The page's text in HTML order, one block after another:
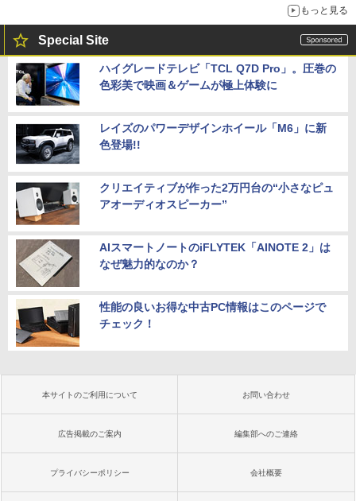
もっと見る
Special Site
ハイグレードテレビ「TCL Q7D Pro」。圧巻の
色彩美で映画＆ゲームが極上体験に
レイズのパワーデザインホイール「M6」に新
色登場!!
クリエイティブが作った2万円台の“小さなピュ
アオーディオスピーカー”
AIスマートノートのiFLYTEK「AINOTE 2」は
なぜ魅力的なのか？
性能の良いお得な中古PC情報はこのページで
チェック！
本サイトのご利用について お問い合わせ
広告掲載のご案内 編集部へのご連絡
プライバシーポリシー 会社概要